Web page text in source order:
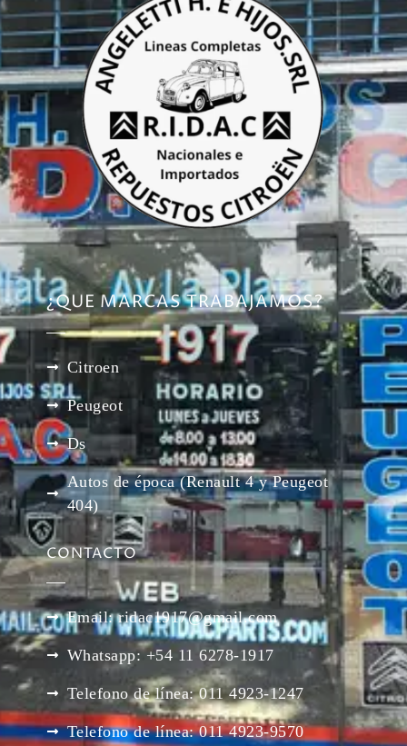
¿QUE MARCAS TRABAJAMOS?
Citroen
Peugeot
Ds
Autos de época (Renault 4 y Peugeot
404)
CONTACTO
Email: ridac1917@gmail.com
Whatsapp: +54 11 6278-1917
Telefono de línea: 011 4923-1247
Telefono de línea: 011 4923-9570